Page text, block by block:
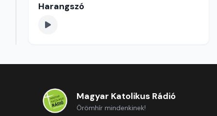
Harangszó
Magyar Katolikus Rádió
Örömhír mindenkinek!